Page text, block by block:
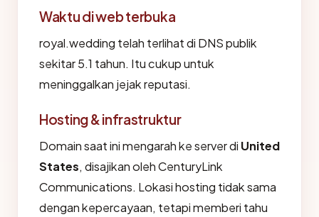
Waktu di web terbuka
royal.wedding telah terlihat di DNS publik
sekitar 5.1 tahun. Itu cukup untuk
meninggalkan jejak reputasi.
Hosting & infrastruktur
Domain saat ini mengarah ke server di United
States, disajikan oleh CenturyLink
Communications. Lokasi hosting tidak sama
dengan kepercayaan, tetapi memberi tahu